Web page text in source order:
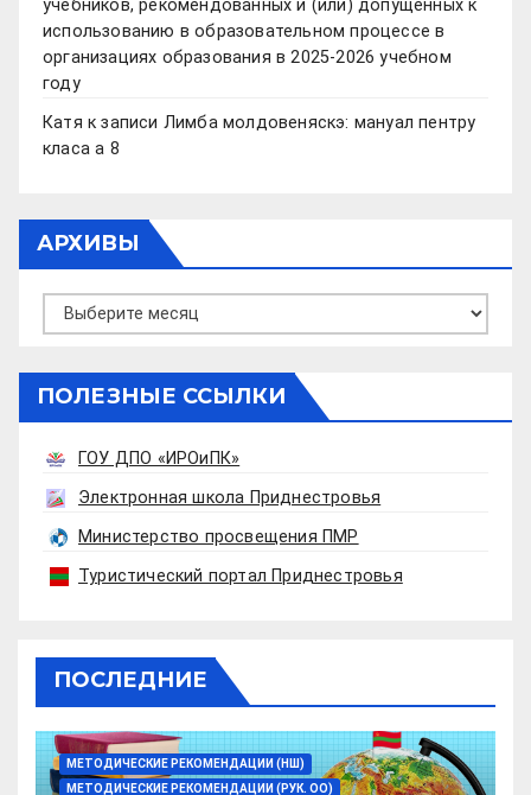
учебников, рекомендованных и (или) допущенных к
использованию в образовательном процессе в
организациях образования в 2025-2026 учебном
году
Катя к записи Лимба молдовеняскэ: мануал пентру
класа а 8
АРХИВЫ
Архивы
ПОЛЕЗНЫЕ ССЫЛКИ
ГОУ ДПО «ИРОиПК»
Электронная школа Приднестровья
Министерство просвещения ПМР
Туристический портал Приднестровья
ПОСЛЕДНИЕ
МЕТОДИЧЕСКИЕ РЕКОМЕНДАЦИИ (НШ)
МЕТОДИЧЕСКИЕ РЕКОМЕНДАЦИИ (РУК. ОО)